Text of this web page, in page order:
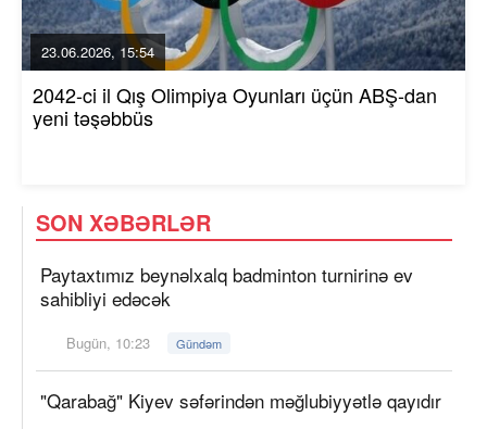
23.06.2026, 15:54
2042-ci il Qış Olimpiya Oyunları üçün ABŞ-dan
yeni təşəbbüs
SON XƏBƏRLƏR
Paytaxtımız beynəlxalq badminton turnirinə ev
sahibliyi edəcək
Bugün, 10:23 Gündəm
"Qarabağ" Kiyev səfərindən məğlubiyyətlə qayıdır